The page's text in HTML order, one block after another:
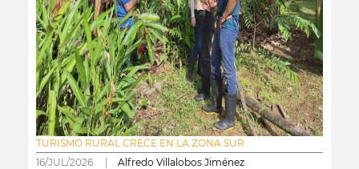
TURISMO RURAL CRECE EN LA ZONA SUR
16/JUL/2026 | Alfredo Villalobos Jiménez